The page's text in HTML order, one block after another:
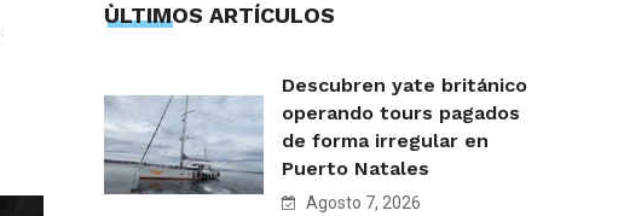
ÙLTIMOS ARTÍCULOS
Descubren yate británico
operando tours pagados
de forma irregular en
Puerto Natales
Agosto 7, 2026